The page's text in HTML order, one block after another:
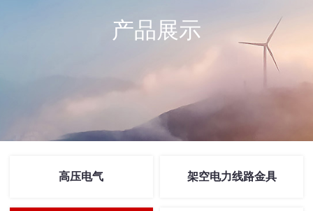
产品展示
高压电气 架空电力线路金具